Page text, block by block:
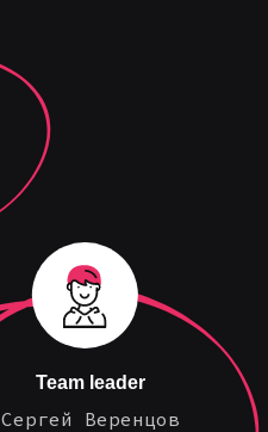
Team leader
Сергей Веренцов